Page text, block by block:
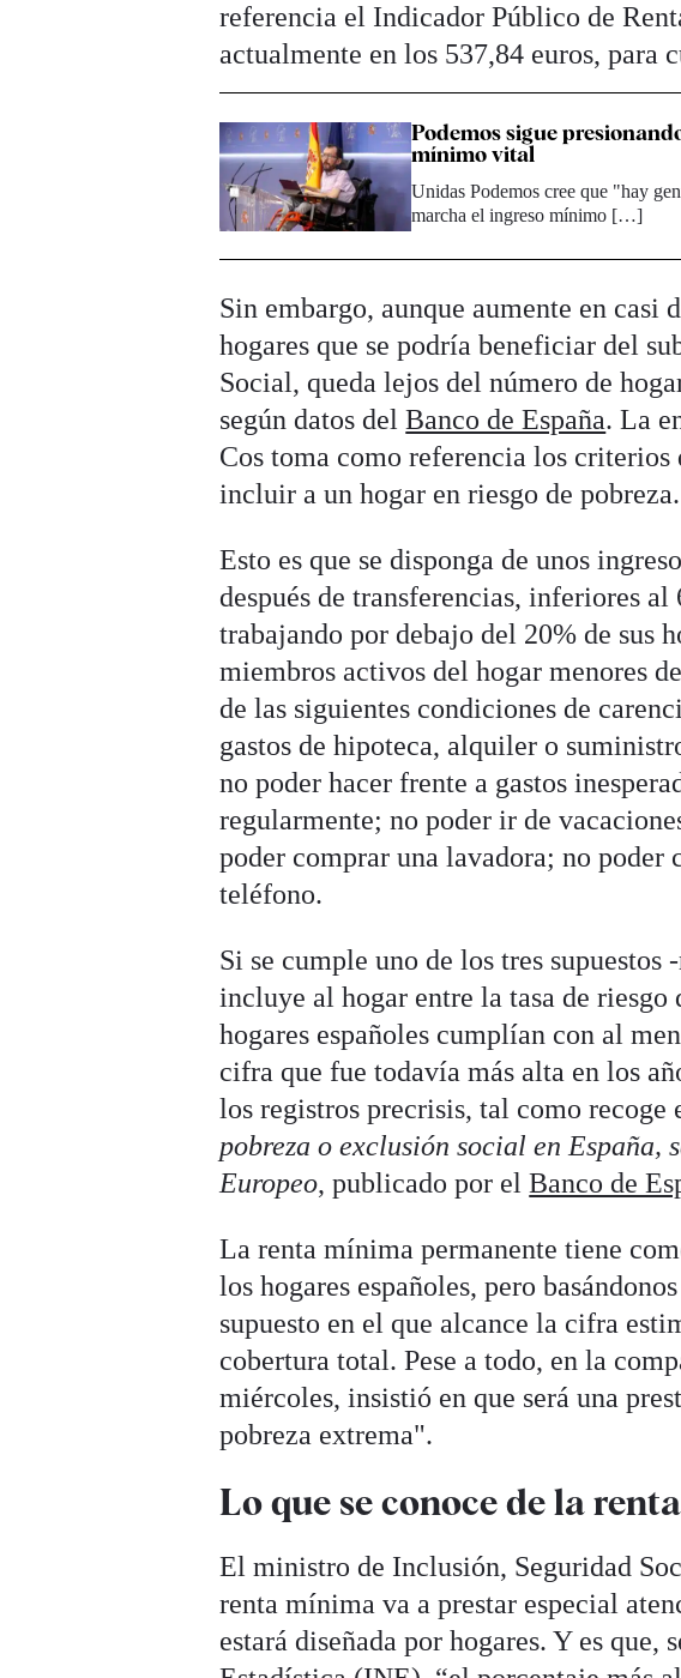
referencia el Indicador Público de
actualmente en los 537,84 euros,
Podemos sigue
mínimo vital
Unidas Podemos cree que "hay
marcha el ingreso mínimo […]
Sin embargo, aunque aumente en casi
hogares que se podría beneficiar del
Social, queda lejos del número de
según datos delBanco de España. La
Cos toma como referencia los criterios
incluir a un hogar en riesgo de pobreza.
Esto es que se disponga de unos
después de transferencias, inferiores
trabajando por debajo del 20% de sus
miembros activos del hogar menores
de las siguientes condiciones de
gastos de hipoteca, alquiler o
no poder hacer frente a gastos
regularmente; no poder ir de
poder comprar una lavadora; no poder
teléfono.
Si se cumple uno de los tres
incluye al hogar entre la tasa de
hogares españoles cumplían con al
cifra que fue todavía más alta en los
los registros precrisis, tal como recoge
pobreza o exclusión social en
Europeo, publicado por elBanco de
La renta mínima permanente tiene
los hogares españoles, pero
supuesto en el que alcance la cifra
cobertura total. Pese a todo, en la
miércoles, insistió en que será una
pobreza extrema".
Lo que se conoce de la
El ministro de Inclusión, Seguridad
renta mínima va a prestar especial
estará diseñada por hogares. Y es